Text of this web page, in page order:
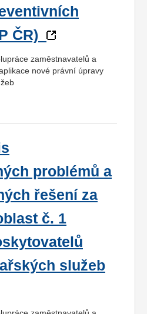
ČR)
zaměstnavatelů a
nové právní úpravy
problémů a
řešení za
č. 1
služeb